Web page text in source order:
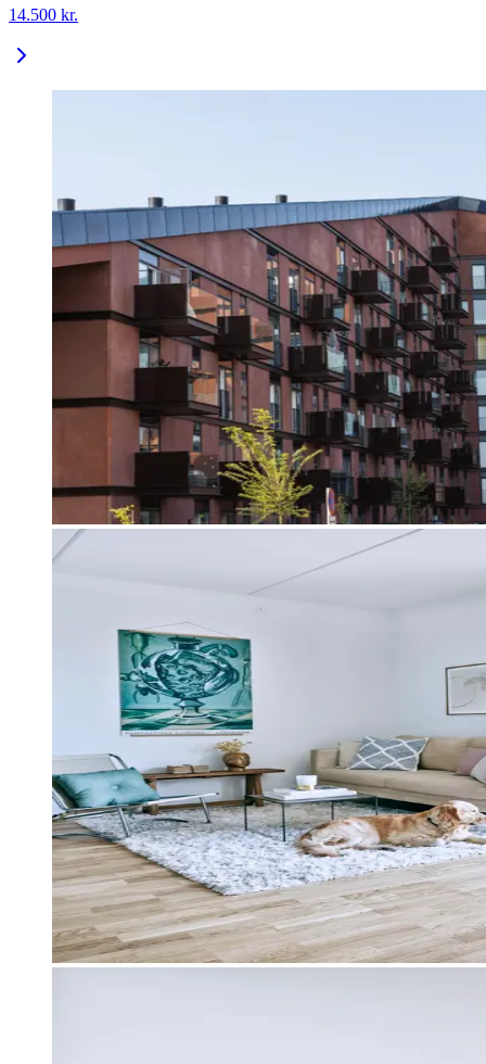
14.500 kr.